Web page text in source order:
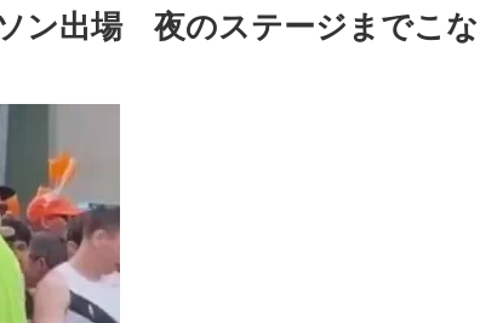
ン出場 夜のステージまでこな